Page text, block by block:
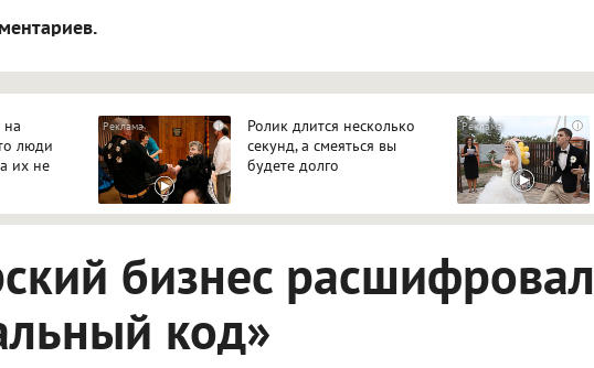
на
люди
их не
i
Ролик длится несколько
секунд, а смеяться вы
будете долго
i
бизнес расшифровал
код»